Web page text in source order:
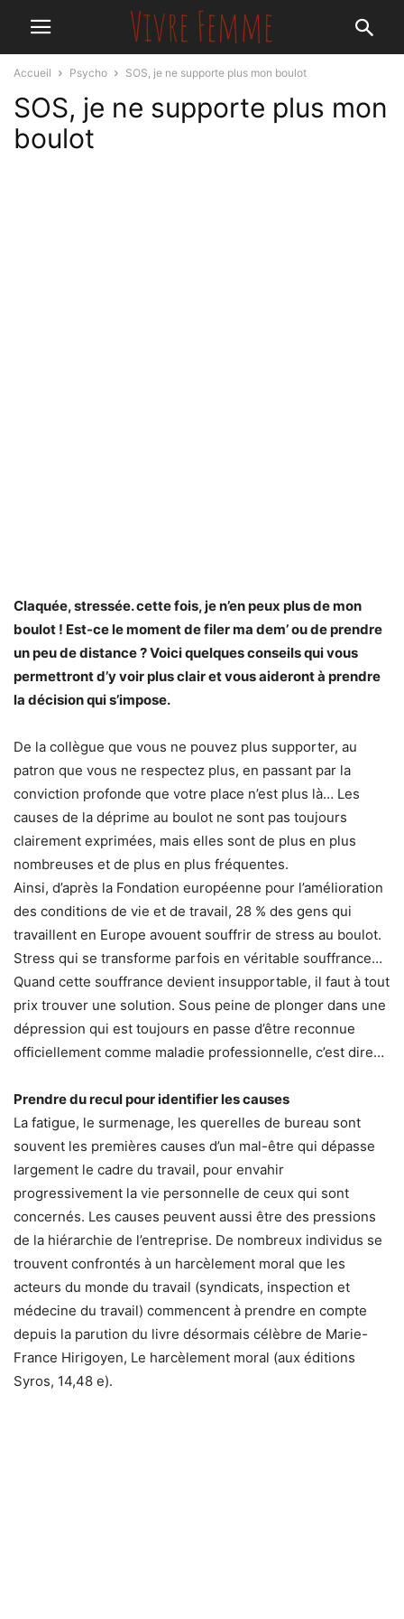
Accueil Psycho SOS, je ne supporte plus mon boulot
SOS, je ne supporte plus mon
boulot
Claquée, stressée. cette fois, je n’en peux plus de mon
boulot ! Est-ce le moment de filer ma dem’ ou de prendre
un peu de distance ? Voici quelques conseils qui vous
permettront d’y voir plus clair et vous aideront à prendre
la décision qui s’impose.
De la collègue que vous ne pouvez plus supporter, au
patron que vous ne respectez plus, en passant par la
conviction profonde que votre place n’est plus là… Les
causes de la déprime au boulot ne sont pas toujours
clairement exprimées, mais elles sont de plus en plus
nombreuses et de plus en plus fréquentes.
Ainsi, d’après la Fondation européenne pour l’amélioration
des conditions de vie et de travail, 28 % des gens qui
travaillent en Europe avouent souffrir de stress au boulot.
Stress qui se transforme parfois en véritable souffrance…
Quand cette souffrance devient insupportable, il faut à tout
prix trouver une solution. Sous peine de plonger dans une
dépression qui est toujours en passe d’être reconnue
officiellement comme maladie professionnelle, c’est dire…
Prendre du recul pour identifier les causes
La fatigue, le surmenage, les querelles de bureau sont
souvent les premières causes d’un mal-être qui dépasse
largement le cadre du travail, pour envahir
progressivement la vie personnelle de ceux qui sont
concernés. Les causes peuvent aussi être des pressions
de la hiérarchie de l’entreprise. De nombreux individus se
trouvent confrontés à un harcèlement moral que les
acteurs du monde du travail (syndicats, inspection et
médecine du travail) commencent à prendre en compte
depuis la parution du livre désormais célèbre de Marie-
France Hirigoyen, Le harcèlement moral (aux éditions
Syros, 14,48 e).